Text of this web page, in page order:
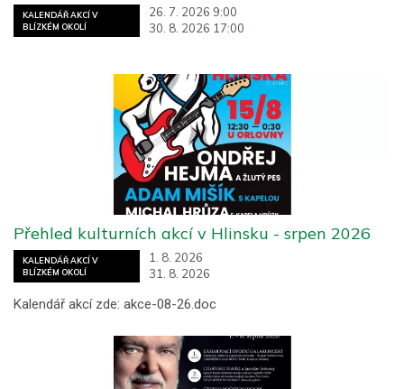
KALENDÁŘ AKCÍ V
BLÍZKÉM OKOLÍ
26. 7. 2026 9:00
30. 8. 2026 17:00
KALENDÁŘ AKCÍ V
BLÍZKÉM OKOLÍ
1. 8. 2026
31. 8. 2026
Přehled kulturních akcí v Hlinsku - srpen 2026
Kalendář akcí zde: akce-08-26.doc